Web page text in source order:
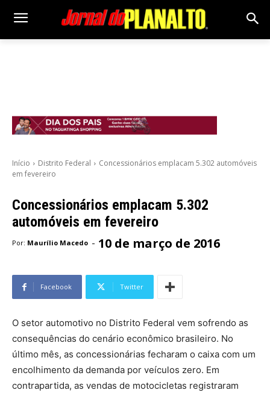
Início Distrito Federal
Concessionários emplacam 5.302 automóveis
em fevereiro
Concessionários emplacam 5.302
automóveis em fevereiro
Por: Maurílio Macedo - 10 de março de 2016
Facebook Twitter
O setor automotivo no Distrito Federal vem sofrendo as
consequências do cenário econômico brasileiro. No
último mês, as concessionárias fecharam o caixa com um
encolhimento da demanda por veículos zero. Em
contrapartida, as vendas de motocicletas registraram